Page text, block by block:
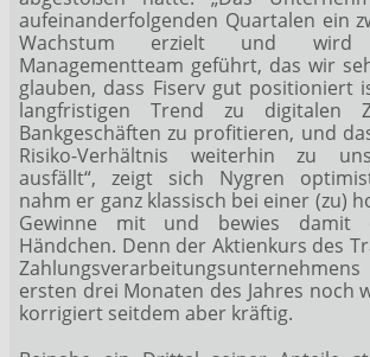
aufeinanderfolgenden Quartalen ein
Wachstum erzielt und
Managementteam geführt, das wir
glauben, dass Fiserv gut positioniert
langfristigen Trend zu digitalen
Bankgeschäften zu profitieren, und
Risiko-Verhältnis weiterhin zu
ausfällt“, zeigt sich Nygren
nahm er ganz klassisch bei einer (zu)
Gewinne mit und bewies damit
Händchen. Denn der Aktienkurs des
ersten drei Monaten des Jahres noch
korrigiert seitdem aber kräftig.